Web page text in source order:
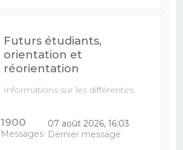
Futurs étudiants,
orientation et
réorientation
Informations sur les différentes
1900
Messages
07 août 2026, 16:03
Dernier message